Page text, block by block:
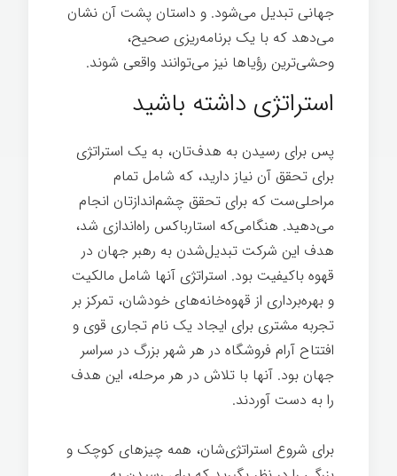
جهانی تبدیل می‌شود. و داستان پشت آن نشان
می‌دهد که با یک برنامه‌ریزی صحیح،
وحشی‌ترین رؤیاها نیز می‌توانند واقعی شوند.
استراتژی داشته باشید
پس برای رسیدن به هدف‌تان، به یک استراتژی
برای تحقق آن نیاز دارید، که شامل تمام
مراحلی‌ست که برای تحقق چشم‌اندازتان انجام
می‌دهید. هنگامی‌که استارباکس راه‌اندازی شد،
هدف این شرکت تبدیل‌شدن به رهبر جهان در
قهوه باکیفیت بود. استراتژی آنها شامل مالکیت
و بهره‌برداری از قهوه‌خانه‌های خودشان، تمرکز بر
تجربه مشتری برای ایجاد یک نام تجاری قوی و
افتتاح آرام فروشگاه در هر شهر بزرگ در سراسر
جهان بود. آنها با تلاش در هر مرحله، این هدف
را به دست آوردند.
برای شروع استراتژی‌شان، همه چیزهای کوچک و